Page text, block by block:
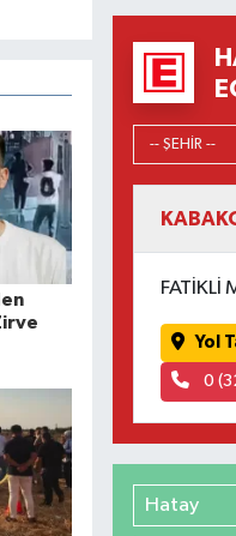
FATİKLİ
Yol
0
Hatay